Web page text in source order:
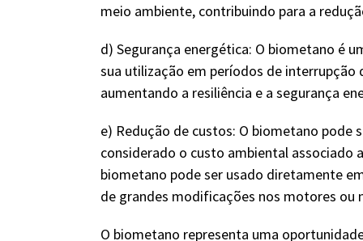
meio ambiente, contribuindo para a
d) Segurança energética: O biometano é
sua utilização em períodos de
aumentando a resiliência e a segurança
e) Redução de custos: O biometano pode
considerado o custo ambiental associado
biometano pode ser usado diretamente
de grandes modificações nos motores
O biometano representa uma